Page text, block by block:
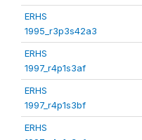
ERHS
1995_r3p3s42a3
ERHS
1997_r4p1s3af
ERHS
1997_r4p1s3bf
ERHS